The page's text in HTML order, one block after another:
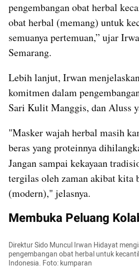
pengembangan obat herbal
obat herbal (memang) untuk
semuanya pertemuan,” ujar
Semarang.
Lebih lanjut, Irwan
komitmen dalam
Sari Kulit Manggis, dan Aluss
"Masker wajah herbal masih
beras yang proteinnya
Jangan sampai kekayaan
tergilas oleh zaman akibat kita
(modern)," jelasnya.
Membuka Peluang
Direktur Sido Muncul Irwan Hidayat
pengembangan obat herbal untuk
Indonesia. Foto: kumparan